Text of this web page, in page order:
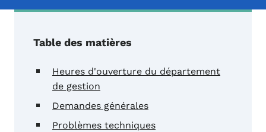
Table des matières
Heures d'ouverture du département
de gestion
Demandes générales
Problèmes techniques